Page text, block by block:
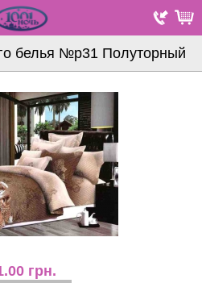
белья №р31 Полуторный
грн.